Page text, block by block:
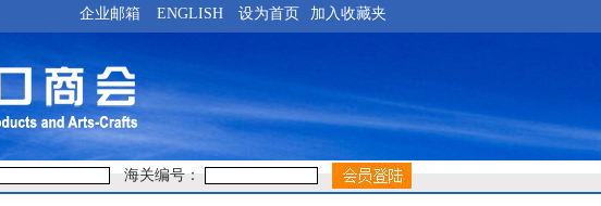
企业邮箱 ENGLISH 设为首页 加入收藏夹
海关编号：